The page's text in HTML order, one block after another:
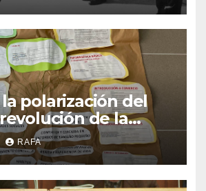
polarización del
de la
RAFA